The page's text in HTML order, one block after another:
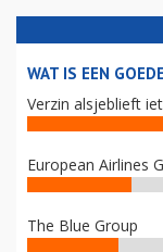
WAT IS EEN
Verzin alsjeblieft
European Airlines
The Blue Group